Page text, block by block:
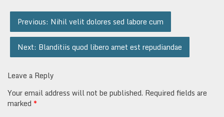
Post
navigation
Previous: Nihil velit dolores sed labore cum
Next: Blanditiis quod libero amet est repudiandae
Leave a Reply
Your email address will not be published. Required fields are
marked *